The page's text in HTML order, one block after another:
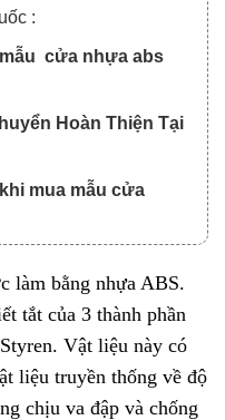
:
cửa nhựa abs
Hoàn Thiện Tại
mua mẫu cửa
DOOR:
làm bằng nhựa ABS.
tắt của 3 thành phần
Vật liệu này có
liệu truyền thống về độ
chịu va đập và chống